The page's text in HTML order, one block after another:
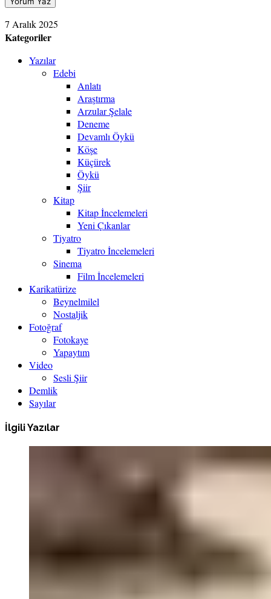
7 Aralık 2025
Kategoriler
Yazılar
Edebi
Anlatı
Araştırma
Arzular Şelale
Deneme
Devamlı Öykü
Köşe
Küçürek
Öykü
Şiir
Kitap
Kitap İncelemeleri
Yeni Çıkanlar
Tiyatro
Tiyatro İncelemeleri
Sinema
Film İncelemeleri
Karikatürize
Beynelmilel
Nostaljik
Fotoğraf
Fotokaye
Yapaytım
Video
Sesli Şiir
Demlik
Sayılar
İlgili Yazılar